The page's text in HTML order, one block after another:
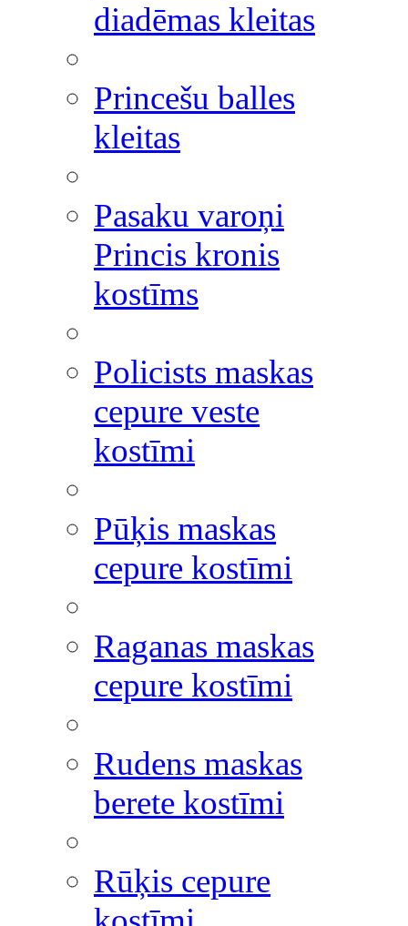
diadēmas kleitas
Princešu balles
kleitas
Pasaku varoņi
Princis kronis
kostīms
Policists maskas
cepure veste
kostīmi
Pūķis maskas
cepure kostīmi
Raganas maskas
cepure kostīmi
Rudens maskas
berete kostīmi
Rūķis cepure